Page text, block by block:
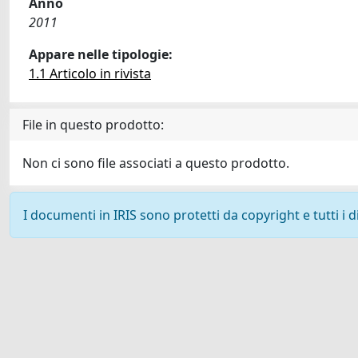
2011
Appare nelle tipologie:
1.1 Articolo in rivista
File in questo prodotto:
Non ci sono file associati a questo prodotto.
I documenti in IRIS sono protetti da copyright e tutti i